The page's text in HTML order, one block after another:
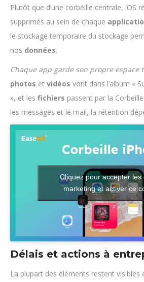
Plutôt que d’une corbeille centrale, iOS
supprimés au sein de chaque
le stockage temporaire du stockage
nos données.
Chaque app garde son propre espace
photos et vidéos vont dans l’album «
», et les fichiers passent par la
les messages et le mail, la rétention
Cliquez pour accepter les
marketing et activer ce
Délais et actions à
La plupart des éléments restent visibles